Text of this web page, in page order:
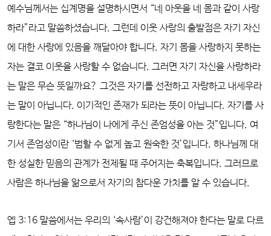
예수님께서는 십계명을 설명하시면서 “네 아웃을 네 몸과 같이 사랑
하라”라고 말씀하셨습니다. 그런데 이웃 사랑의 출발점은 자기 자신
에 대한 사랑에 있음을 깨달아야 합니다. 자기 몸을 사랑하지 못하는
자는 결코 이웃을 사랑할 수 없습니다. 그러면 자기 자신을 사랑하라
는 말은 무슨 뜻일까요? 그것은 자기를 선전하고 자랑하고 내세우라
는 말이 아닙니다. 이기적인 존재가 되라는 뜻이 아닙니다. 자기를 사
랑한다는 말은 “하나님이 나에게 주신 존엄성을 아는 것”입니다. 여
기서 존엄성이란 ‘범할 수 없게 높고 원숙한 것’입니다. 하나님께 대
한 성실한 믿음의 관계가 전제될 때 주어지는 축복입니다. 그러므로
사람은 하나님을 앎으로서 자기의 참다운 가치를 알 수 있습니다.
엡 3:16 말씀에서는 우리의 ‘속사람’이 강건해져야 한다는 말로 다르